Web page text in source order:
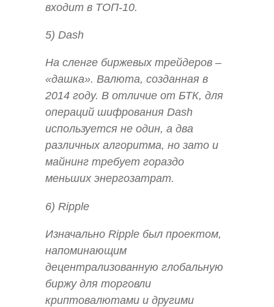
входит в ТОП-10.
5) Dash
На сленге биржевых трейдеров –
«дашка». Валюта, созданная в
2014 году. В отличие от БТК, для
операций шифрования Dash
используется не один, а два
различных алгоритма, но зато и
майнинг требует гораздо
меньших энергозатрат.
6) Ripple
Изначально Ripple был проектом,
напоминающим
децентрализованную глобальную
биржу для торговли
криптовалютами и другими